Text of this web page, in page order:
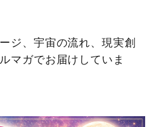
ジ、宇宙の流れ、現実創
マガでお届けしていま